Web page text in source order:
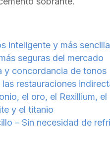
inteligente y más sencilla
seguras del mercado
y concordancia de tonos
restauraciones
el oro, el Rexillium,
y el titanio
– Sin necesidad de